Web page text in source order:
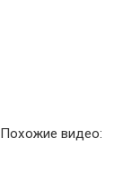
Похожие видео: